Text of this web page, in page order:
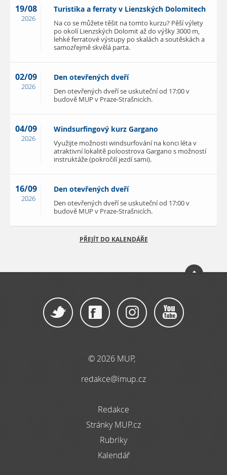
19/08
2026
Turistika a ferraty v Lienzských Dolomitech
Na co se můžete těšit na tomto kurzu? Pěší výlety
po okolí Lienzských Dolomit až do výšky 3000 m,
lehké ferratové výstupy po skalách a soutěskách a
samozřejmě skvělá parta.
02/09
2026
Den otevřených dveří
Den otevřených dveří se uskuteční od 17:00 v
budově MUP v Praze-Strašnicích.
04/09
2026
Windsurfingový kurz Gargano
Využijte možnosti windsurfování na konci léta v
atraktivní lokalitě poloostrova Gargano s možností
instruktáže (pokročilí jezdí sami).
16/09
2026
Den otevřených dveří
Den otevřených dveří se uskuteční od 17:00 v
budově MUP v Praze-Strašnicích.
PŘEJÍT DO KALENDÁŘE
© 2026 MUP,
redakce@imup.cz
Redakce
Stránky MUP.cz
Rubriky
Kalendář